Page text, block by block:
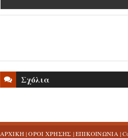
Σχόλια
ΑΡΧΙΚΗ|ΟΡΟΙ ΧΡΗΣΗΣ |ΕΠΙΚΟΙΝΩΝΙΑ |